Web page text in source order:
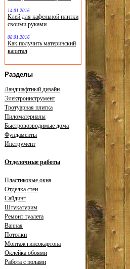
14.01.2016
Клей для кафельной плитки
своими руками
08.01.2016
Как получить материнский
капитал
Разделы
Ландшафтный дизайн
Электроинструмент
Тротуарная плитка
Пиломатериалы
Быстровозводимые дома
Фундаменты
Инструмент
Отделочные работы
Пластиковые окна
Отделка стен
Сайдинг
Штукатурим
Ремонт туалета
Ванная
Потолки
Монтаж гипсокартона
Оклейка обоями
Работа с полами